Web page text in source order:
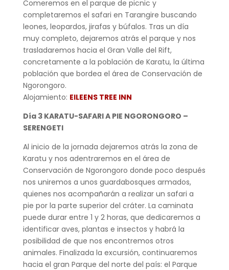
Comeremos en el parque de picnic y
completaremos el safari en Tarangire buscando
leones, leopardos, jirafas y búfalos. Tras un día
muy completo, dejaremos atrás el parque y nos
trasladaremos hacia el Gran Valle del Rift,
concretamente a la población de Karatu, la última
población que bordea el área de Conservación de
Ngorongoro.
Alojamiento: EILEENS TREE INN
Día 3 KARATU-SAFARI A PIE NGORONGORO –
SERENGETI
Al inicio de la jornada dejaremos atrás la zona de
Karatu y nos adentraremos en el área de
Conservación de Ngorongoro donde poco después
nos uniremos a unos guardabosques armados,
quienes nos acompañarán a realizar un safari a
pie por la parte superior del cráter. La caminata
puede durar entre 1 y 2 horas, que dedicaremos a
identificar aves, plantas e insectos y habrá la
posibilidad de que nos encontremos otros
animales. Finalizada la excursión, continuaremos
hacia el gran Parque del norte del país: el Parque